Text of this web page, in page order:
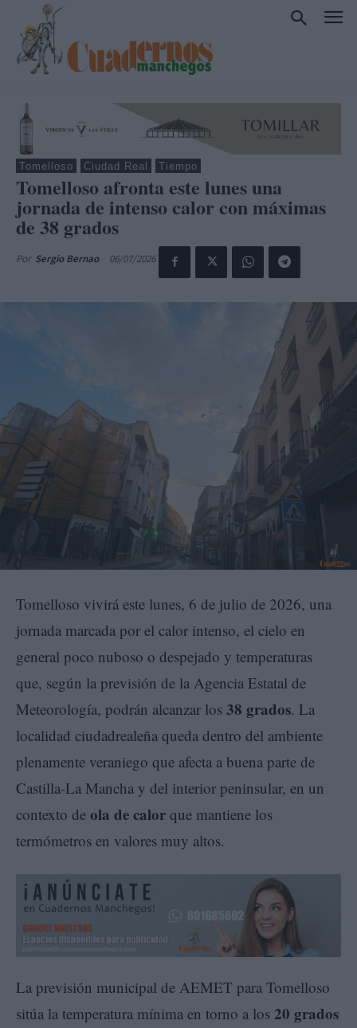
Tomelloso Ciudad Real Tiempo
Tomelloso afronta este lunes una
jornada de intenso calor con máximas
de 38 grados
Por Sergio Bernao 06/07/2026
Tomelloso vivirá este lunes, 6 de julio de 2026, una
jornada marcada por el calor intenso, el cielo en
general poco nuboso o despejado y temperaturas
que, según la previsión de la Agencia Estatal de
Meteorología, podrán alcanzar los 38 grados. La
localidad ciudadrealeña queda dentro del ambiente
plenamente veraniego que afecta a buena parte de
Castilla-La Mancha y del interior peninsular, en un
contexto de ola de calor que mantiene los
termómetros en valores muy altos.
La previsión municipal de AEMET para Tomelloso
sitúa la temperatura mínima en torno a los 20 grados